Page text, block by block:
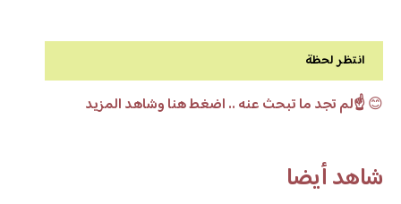
انتظر لحظة
😊☝️لم تجد ما تبحث عنه .. اضغط هنا وشاهد المزيد
شاهد أيضا